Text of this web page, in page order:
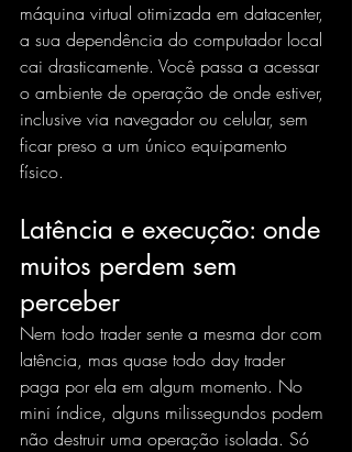
máquina virtual otimizada em datacenter,
a sua dependência do computador local
cai drasticamente. Você passa a acessar
o ambiente de operação de onde estiver,
inclusive via navegador ou celular, sem
ficar preso a um único equipamento
físico.
Latência e execução: onde
muitos perdem sem
perceber
Nem todo trader sente a mesma dor com
latência, mas quase todo day trader
paga por ela em algum momento. No
mini índice, alguns milissegundos podem
não destruir uma operação isolada. Só